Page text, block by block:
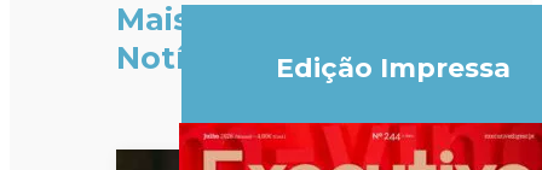
Mais
Notícias
Edição Impressa